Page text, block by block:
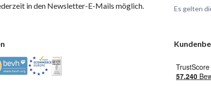
in den Newsletter-E-Mails möglich.
Es gelten